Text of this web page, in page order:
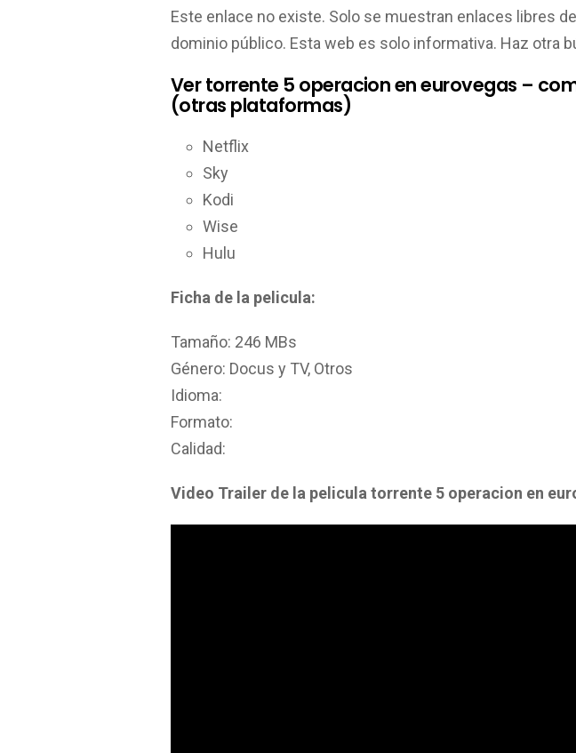
Este enlace no existe. Solo se muestran enlaces libres
dominio público. Esta web es solo informativa. Haz otra
Ver torrente 5 operacion en eurovegas –
(otras plataformas)
Netflix
Sky
Kodi
Wise
Hulu
Ficha de la pelicula:
Tamaño: 246 MBs
Género: Docus y TV, Otros
Idioma:
Formato:
Calidad:
Video Trailer de la pelicula torrente 5 operacion en